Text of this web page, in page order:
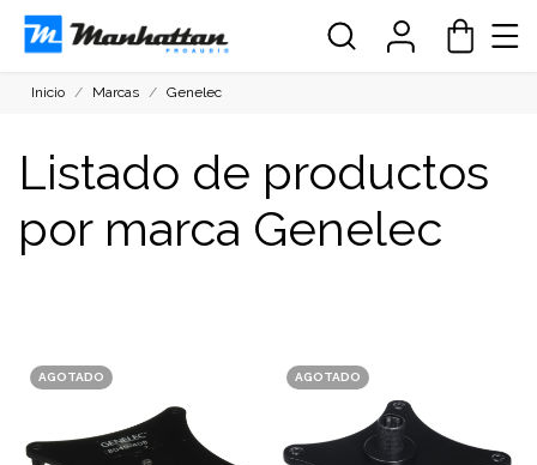
Inicio Marcas Genelec
Listado de productos
por marca Genelec
AGOTADO AGOTADO